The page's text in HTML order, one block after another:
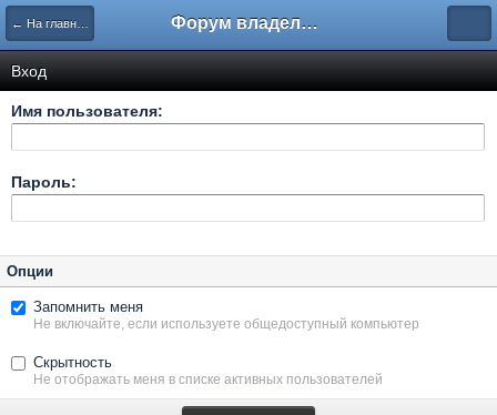
← На главную Форум владельцев интернет-магазинов
Вход
Имя пользователя:
Пароль:
Опции
Запомнить меня
Не включайте, если используете общедоступный компьютер
Скрытность
Не отображать меня в списке активных пользователей